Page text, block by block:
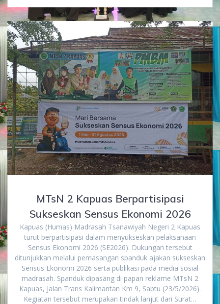
MTsN 2 Kapuas Berpartisipasi
Sukseskan Sensus Ekonomi 2026
Kapuas (Humas) Madrasah Tsanawiyah Negeri 2 Kapuas
turut berpartisipasi dalam menyukseskan pelaksanaan
Sensus Ekonomi 2026 (SE2026). Dukungan tersebut
ditunjukkan melalui pemasangan spanduk ajakan sukseskan
Sensus Ekonomi 2026 serta publikasi pada media sosial
madrasah. Spanduk dipasang di papan reklame MTsN 2
Kapuas, Jalan Trans Kalimantan Km 9, Sabtu (23/5/2026).
Kegiatan tersebut merupakan tindak lanjut dari Surat…